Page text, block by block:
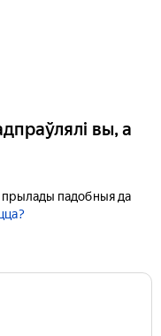
вы, а
прылады падобныя да